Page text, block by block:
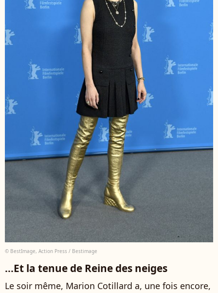
© BestImage, Action Press / Bestimage
...Et la tenue de Reine des neiges
Le soir même, Marion Cotillard a, une fois encore,